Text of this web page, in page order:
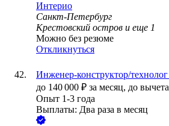
Интерио
Санкт-Петербург
Крестовский остров и еще 1
Можно без резюме
Откликнуться
Инженер-конструктор/
до 140 000 ₽ за месяц, до
Опыт 1-3 года
Выплаты: Два раза в месяц